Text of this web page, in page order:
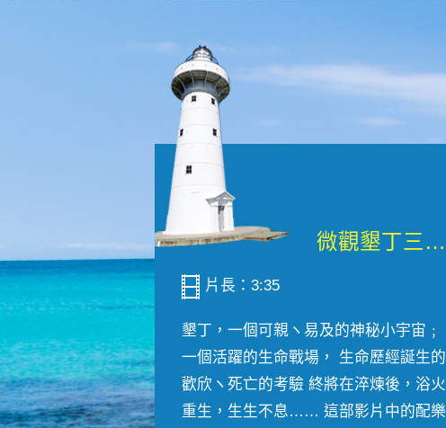
微觀墾丁三部曲 重生....
片長：3:35
墾丁，一個可親ヽ易及的神秘小宇宙﹔
一個活躍的生命戰場， 生命歷經誕生的
歡欣ヽ死亡的考驗 終將在淬煉後，浴火
重生，生生不息…… 這部影片中的配樂